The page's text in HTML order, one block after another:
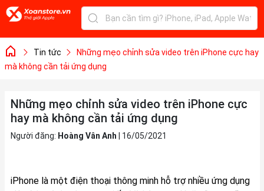
Tin tức
Những mẹo chỉnh sửa video trên iPhone cực hay
mà không cần tải ứng dụng
Những mẹo chỉnh sửa video trên iPhone cực
hay mà không cần tải ứng dụng
Người đăng: Hoàng Vân Anh 16/05/2021
iPhone là một điện thoại thông minh hỗ trợ nhiều ứng dụng